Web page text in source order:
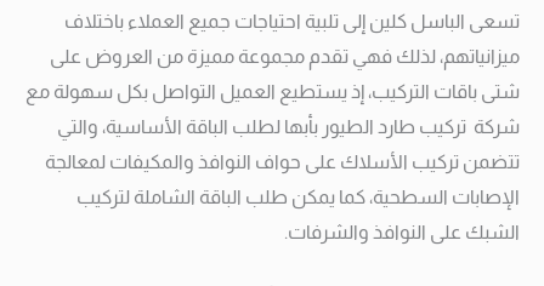
تسعى الباسل كلين إلى تلبية احتياجات جميع العملاء باختلاف
ميزانياتهم، لذلك فهي تقدم مجموعة مميزة من العروض على
شتى باقات التركيب، إذ يستطيع العميل التواصل بكل سهولة مع
شركة تركيب طارد الطيور بأبها لطلب الباقة الأساسية، والتي
تتضمن تركيب الأسلاك على حواف النوافذ والمكيفات لمعالجة
الإصابات السطحية، كما يمكن طلب الباقة الشاملة لتركيب
الشبك على النوافذ والشرفات.